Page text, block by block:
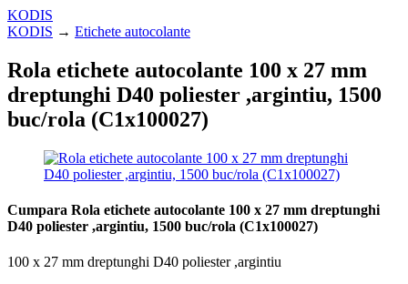
KODIS
KODIS → Etichete autocolante
Rola etichete autocolante 100 x 27 mm
dreptunghi D40 poliester ,argintiu, 1500
buc/rola (C1x100027)
Cumpara Rola etichete autocolante 100 x 27 mm dreptunghi
D40 poliester ,argintiu, 1500 buc/rola (C1x100027)
100 x 27 mm dreptunghi D40 poliester ,argintiu